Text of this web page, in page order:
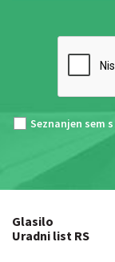
Seznanjen sem s
Glasilo
Uradni list RS